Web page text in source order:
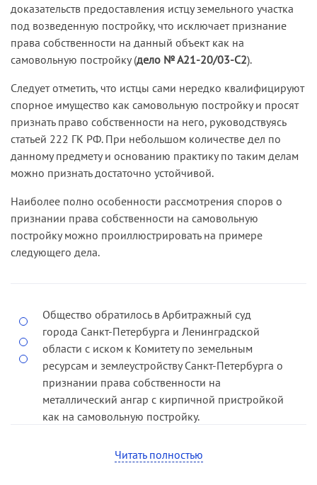
блоки в количестве 66 штук (постановление ВАС
РФ от 26.10.99 № 3655/99). При этом Высший
Арбитражный Суд Российской Федерации
указал, что судебные инстанции ошибочно
рассматривали вопрос о праве собственности
на установленные в доме дверные блоки,
поскольку данное имущество как отдельный
предмет (индивидуально"определенная вещь) не
существует, а является частью объекта
недвижимости.
объектов недвижимого имущества,
несоблюдение которых может существенным
образом повлиять на правовой статус
имущества.
Направляя дело на новое рассмотрение,
кассационная инстанция указала суду
исследовать вопрос о статусе спорного
имущества и принять решение в зависимости от
установленных обстоятельств (дела № А56-
21149/04 и № А56-17571/04).
без несоразмерного ущерба его назначению
было невозможно. Следовательно, спорный
объект не обладает признаками недвижимого
имущества, указанными в статье 130 ГК РФ, и
объект как на недвижимость невозможно (дело
№ А21-10585/03-С2).
доказательств предоставления истцу земельного участка
под возведенную постройку, что исключает признание
права собственности на данный объект как на
самовольную постройку (дело № А21-20/03-С2).
Следует отметить, что истцы сами нередко квалифицируют
спорное имущество как самовольную постройку и просят
признать право собственности на него, руководствуясь
статьей 222 ГК РФ. При небольшом количестве дел по
данному предмету и основанию практику по таким делам
можно признать достаточно устойчивой.
Наиболее полно особенности рассмотрения споров о
признании права собственности на самовольную
постройку можно проиллюстрировать на примере
следующего дела.
Общество обратилось в Арбитражный суд
города Санкт-Петербурга и Ленинградской
области с иском к Комитету по земельным
ресурсам и землеустройству Санкт-Петербурга о
признании права собственности на
металлический ангар с кирпичной пристройкой
как на самовольную постройку.
удовлетворены. В апелляционном порядке
Читать полностью